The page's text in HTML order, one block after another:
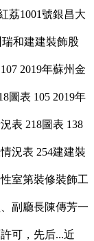
荔1001號銀昌大
和建建裝飾股
2019年蘇州金
圖表 105 2019年
表 218圖表 138
況表 254建建裝
室第裝修裝飾工
副廳長陳傳芳一
可，先后...近